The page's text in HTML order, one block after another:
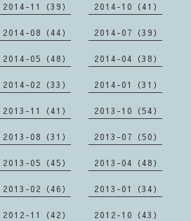
2014-11（39） 2014-10（41）
2014-08（44） 2014-07（39）
2014-05（48） 2014-04（38）
2014-02（33） 2014-01（31）
2013-11（41） 2013-10（54）
2013-08（31） 2013-07（50）
2013-05（45） 2013-04（48）
2013-02（46） 2013-01（34）
2012-11（42） 2012-10（43）